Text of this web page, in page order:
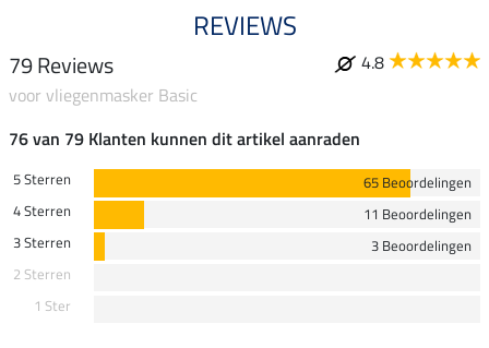
REVIEWS
79 Reviews
4.8
voor vliegenmasker Basic
76 van 79 Klanten kunnen dit artikel aanraden
5 Sterren
65 Beoordelingen
4 Sterren
11 Beoordelingen
3 Sterren
3 Beoordelingen
2 Sterren
1 Ster